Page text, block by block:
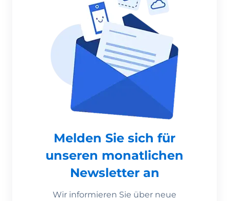
Melden Sie sich für
unseren monatlichen
Newsletter an
Wir informieren Sie über neue